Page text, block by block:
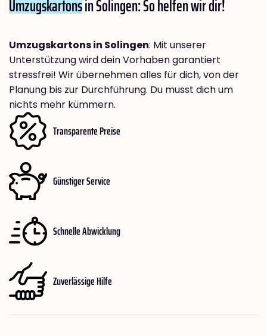
Umzugskartonsin Solingen: So helfen wir dir!
Umzugskartons in Solingen: Mit unserer
Unterstützung wird dein Vorhaben garantiert
stressfrei! Wir übernehmen alles für dich, von der
Planung bis zur Durchführung. Du musst dich um
nichts mehr kümmern.
Transparente Preise
Günstiger Service
Schnelle Abwicklung
Zuverlässige Hilfe